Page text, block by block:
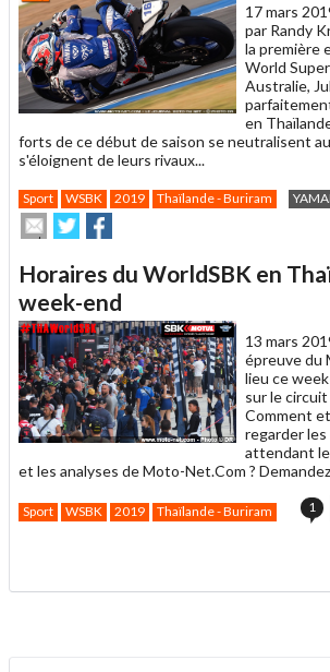
17 mars
par Randy
la première
World
Australie,
en
forts de ce début de saison se neutralisent
s'éloignent de leurs rivaux...
Sport WSBK 2019 Thaïlande - Buriram
Envoyer
cet
à
un
ami
Partager
sur
sur
Horaires du WorldSBK en
week-end
13 mars
épreuve du
lieu ce
sur le
Comment
regarder
attendant
et les analyses de Moto-Net.Com ?
Sport WSBK 2019 Thaïlande - Buriram 1